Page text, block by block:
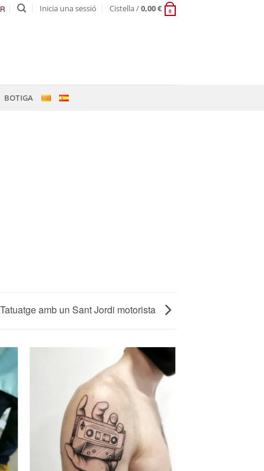
Inicia una sessió Cistella /0,00€ 0
BOTIGA
Tatuatge amb un Sant Jordi motorista